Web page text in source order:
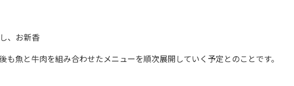
、お新香
魚と牛肉を組み合わせたメニューを順次展開していく予定とのことです。